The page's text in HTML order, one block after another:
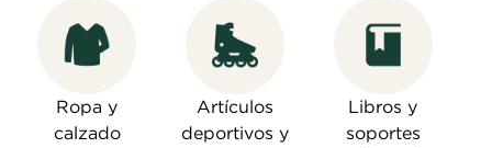
Ropa y
calzado
Artículos
deportivos y
Libros y
soportes